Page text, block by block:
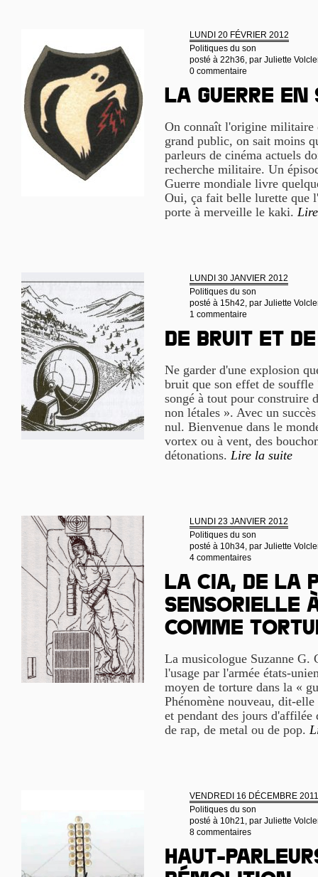
LUNDI 20 FÉVRIER 2012
Politiques du son
posté à 22h36, par Juliette
0 commentaire
La guerre en
On connaît l'origine militaire
grand public, on sait moins
parleurs de cinéma actuels
recherche militaire. Un
Guerre mondiale livre
Oui, ça fait belle lurette que
porte à merveille le kaki.
LUNDI 30 JANVIER 2012
Politiques du son
posté à 15h42, par Juliette
1 commentaire
De bruit et
Ne garder d'une explosion
bruit que son effet de
songé à tout pour construire
non létales ». Avec un
nul. Bienvenue dans le
vortex ou à vent, des
détonations. Lire la suite
LUNDI 23 JANVIER 2012
Politiques du son
posté à 10h34, par Juliette
4 commentaires
La CIA, de la
sensorielle
comme
La musicologue Suzanne G.
l'usage par l'armée états-
moyen de torture dans la «
Phénomène nouveau, dit-
et pendant des jours d'affilée
de rap, de metal ou de pop.
VENDREDI 16 DÉCEMBRE 2011
Politiques du son
posté à 10h21, par Juliette
8 commentaires
Haut-